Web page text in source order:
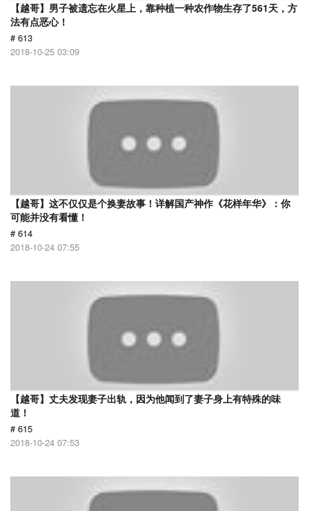
【越哥】男子被遗忘在火星上，靠种植一种农作物生存了561天，方
法有点恶心！
# 613
2018-10-25 03:09
【越哥】这不仅仅是个换妻故事！详解国产神作《花样年华》：你
可能并没有看懂！
# 614
2018-10-24 07:55
【越哥】丈夫发现妻子出轨，因为他闻到了妻子身上有特殊的味
道！
# 615
2018-10-24 07:53